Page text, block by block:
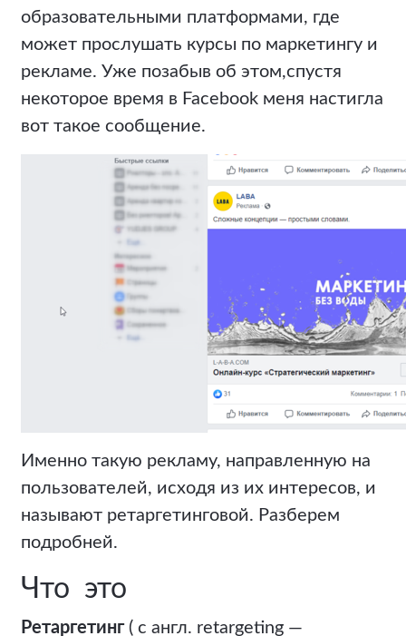
образовательными платформами, где
может прослушать курсы по маркетингу и
рекламе. Уже позабыв об этом,спустя
некоторое время в Facebook меня настигла
вот такое сообщение.
Именно такую рекламу, направленную на
пользователей, исходя из их интересов, и
называют ретаргетинговой. Разберем
подробней.
Что это
Ретаргетинг ( с англ. retargeting —